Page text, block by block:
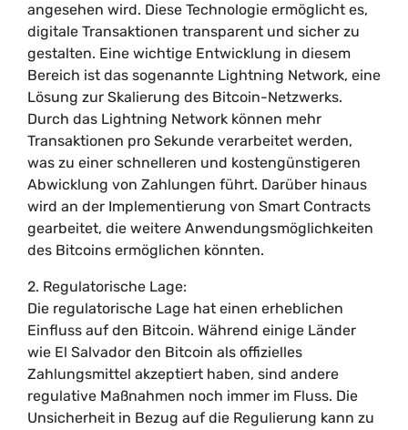
angesehen wird. Diese Technologie ermöglicht es,
digitale Transaktionen transparent und sicher zu
gestalten. Eine wichtige Entwicklung in diesem
Bereich ist das sogenannte Lightning Network, eine
Lösung zur Skalierung des Bitcoin-Netzwerks.
Durch das Lightning Network können mehr
Transaktionen pro Sekunde verarbeitet werden,
was zu einer schnelleren und kostengünstigeren
Abwicklung von Zahlungen führt. Darüber hinaus
wird an der Implementierung von Smart Contracts
gearbeitet, die weitere Anwendungsmöglichkeiten
des Bitcoins ermöglichen könnten.
2. Regulatorische Lage:
Die regulatorische Lage hat einen erheblichen
Einfluss auf den Bitcoin. Während einige Länder
wie El Salvador den Bitcoin als offizielles
Zahlungsmittel akzeptiert haben, sind andere
regulative Maßnahmen noch immer im Fluss. Die
Unsicherheit in Bezug auf die Regulierung kann zu